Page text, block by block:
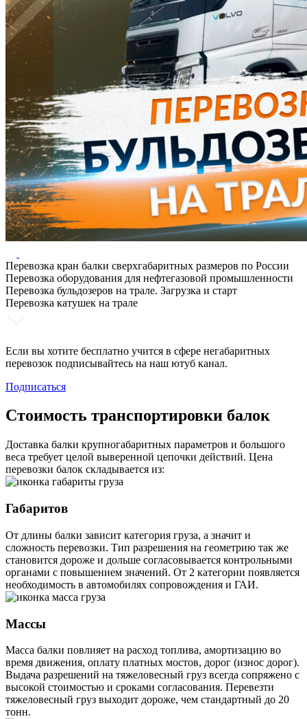
Перевозка кран балки сверхгабаритных размеров по России
Перевозка оборудования для нефтегазовой промышленности
Перевозка бульдозеров на трале. Загрузка и старт
Перевозка катушек на трале
Если вы хотите бесплатно учится в сфере негабаритных
перевозок подписывайтесь на наш ютуб канал.
Подписаться
Стоимость транспортировки балок
Доставка балки крупногабаритных параметров и большого
веса требует целой выверенной цепочки действий. Цена
перевозки балок складывается из:
Габаритов
От длины балки зависит категория груза, а значит и
сложность перевозки. Тип разрешения на геометрию так же
становится дороже и дольше согласовывается контрольными
органами с повышением значений. От 2 категории появляется
необходимость в автомобилях сопровождения и ГАИ.
Массы
Масса балки повлияет на расход топлива, амортизацию во
время движения, оплату платных мостов, дорог (износ дорог).
Выдача разрешений на тяжеловесный груз всегда сопряжено с
высокой стоимостью и сроками согласования. Перевезти
тяжеловесный груз выходит дороже, чем стандартный до 20
тонн.